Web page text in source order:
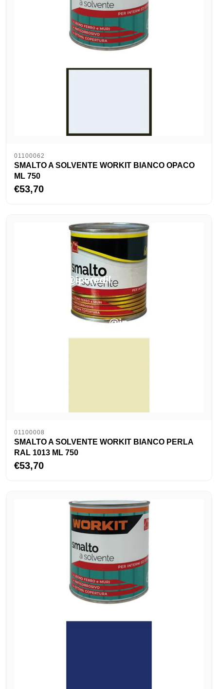
01100062
SMALTO A SOLVENTE WORKIT BIANCO OPACO
ML 750
€53,70
01100008
SMALTO A SOLVENTE WORKIT BIANCO PERLA
RAL 1013 ML 750
€53,70